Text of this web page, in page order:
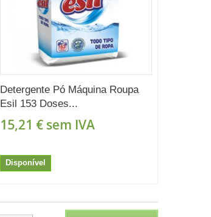
Detergente Pó Máquina Roupa
Esil 153 Doses...
15,21 €sem IVA
Disponível